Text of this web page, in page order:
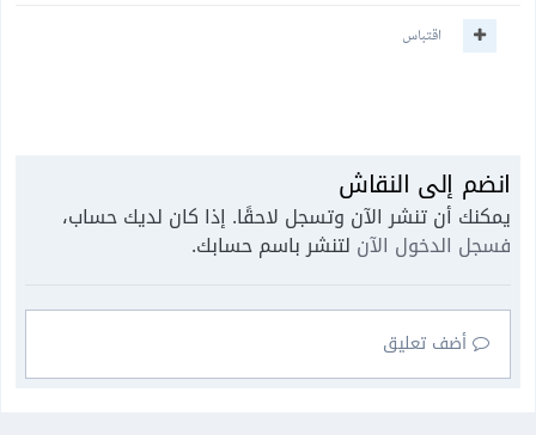
اقتباس
انضم إلى النقاش
يمكنك أن تنشر الآن وتسجل لاحقًا. إذا كان لديك حساب،
فسجل الدخول الآن لتنشر باسم حسابك.
أضف تعليق